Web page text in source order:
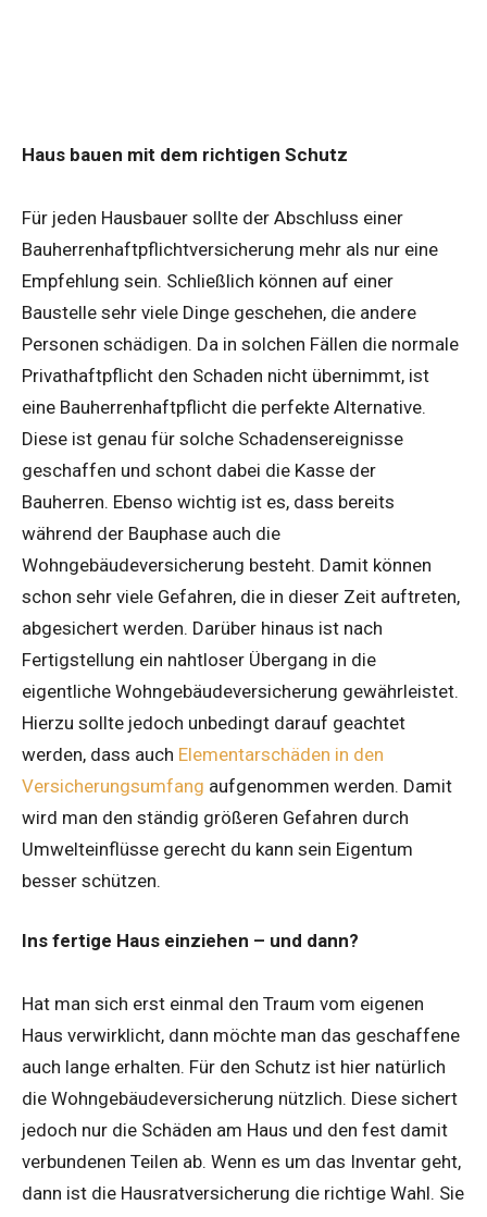
Haus bauen mit dem richtigen Schutz
Für jeden Hausbauer sollte der Abschluss einer
Bauherrenhaftpflichtversicherung mehr als nur eine
Empfehlung sein. Schließlich können auf einer
Baustelle sehr viele Dinge geschehen, die andere
Personen schädigen. Da in solchen Fällen die normale
Privathaftpflicht den Schaden nicht übernimmt, ist
eine Bauherrenhaftpflicht die perfekte Alternative.
Diese ist genau für solche Schadensereignisse
geschaffen und schont dabei die Kasse der
Bauherren. Ebenso wichtig ist es, dass bereits
während der Bauphase auch die
Wohngebäudeversicherung besteht. Damit können
schon sehr viele Gefahren, die in dieser Zeit auftreten,
abgesichert werden. Darüber hinaus ist nach
Fertigstellung ein nahtloser Übergang in die
eigentliche Wohngebäudeversicherung gewährleistet.
Hierzu sollte jedoch unbedingt darauf geachtet
werden, dass auch Elementarschäden in den
Versicherungsumfang aufgenommen werden. Damit
wird man den ständig größeren Gefahren durch
Umwelteinflüsse gerecht du kann sein Eigentum
besser schützen.
Ins fertige Haus einziehen – und dann?
Hat man sich erst einmal den Traum vom eigenen
Haus verwirklicht, dann möchte man das geschaffene
auch lange erhalten. Für den Schutz ist hier natürlich
die Wohngebäudeversicherung nützlich. Diese sichert
jedoch nur die Schäden am Haus und den fest damit
verbundenen Teilen ab. Wenn es um das Inventar geht,
dann ist die Hausratversicherung die richtige Wahl. Sie